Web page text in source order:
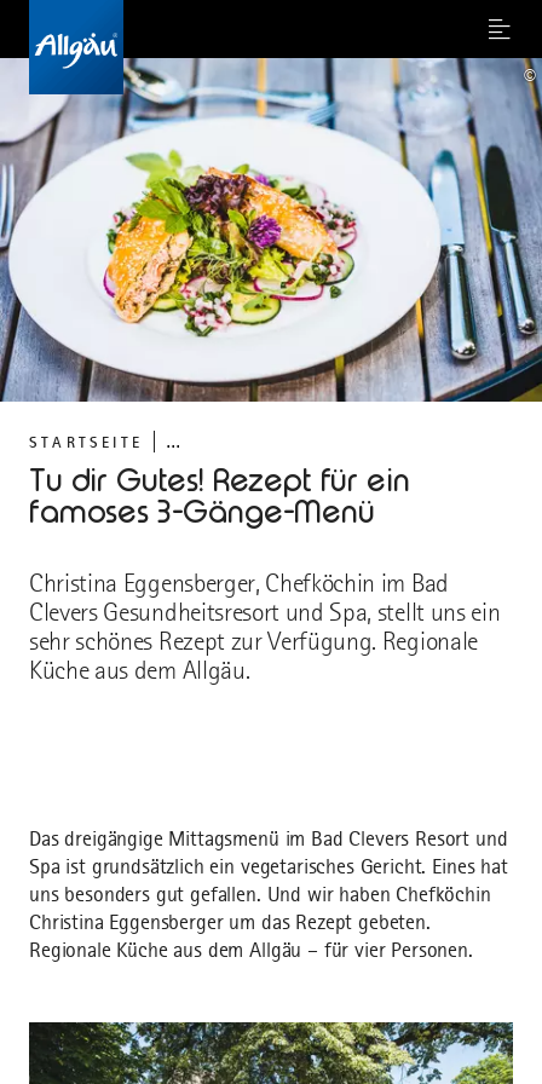
Menu
©
STARTSEITE ...
Tu dir Gutes! Rezept für ein
famoses 3-Gänge-Menü
Christina Eggensberger, Chefköchin im Bad
Clevers Gesundheitsresort und Spa, stellt uns ein
sehr schönes Rezept zur Verfügung. Regionale
Küche aus dem Allgäu.
Das dreigängige Mittagsmenü im Bad Clevers Resort und
Spa ist grundsätzlich ein vegetarisches Gericht. Eines hat
uns besonders gut gefallen. Und wir haben Chefköchin
Christina Eggensberger um das Rezept gebeten.
Regionale Küche aus dem Allgäu – für vier Personen.